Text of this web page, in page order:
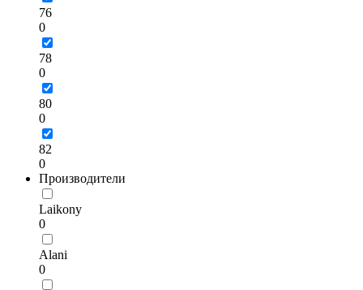
76
0
78
0
80
0
82
0
Производители
Laikony
0
Alani
0